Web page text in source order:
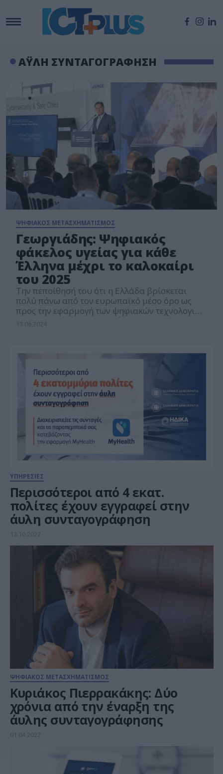
ΑΫΛΗ ΣΥΝΤΑΓΟΓΡΑΦΗΣΗ
ΨΗΦΙΑΚΟΣ ΜΕΤΑΣΧΗΜΑΤΙΣΜΟΣ
Γεωργιάδης: Ψηφιακός
φάκελος υγείας για κάθε
Έλληνα μέχρι το καλοκαίρι
του 2025
Την πεποίθησή του ότι η Ελλάδα βρίσκεται
πολύ πάνω από τον ευρωπαϊκό μέσο όρο ως
προς την εφαρμογή των ψηφιακών τεχνολογιών
Νοτιοανατολικής Ευρώπης με θέμα «Το μέλλον
της ψηφιακής υγείας, σήμερα» που
πραγματοποιήθηκε στο Διεθνές Κέντρο
Ψηφιακού […]
ΥΠΗΡΕΣΙΕΣ
Περισσότεροι από 4 εκατ.
πολίτες έχουν εγγραφεί στην
άυλη συνταγογράφηση
13.10.2022
ΨΗΦΙΑΚΟΣ ΜΕΤΑΣΧΗΜΑΤΙΣΜΟΣ
Κυριάκος Πιερρακάκης: Δύο
χρόνια από την έναρξη της
άυλης συνταγογράφησης
01.04.2022